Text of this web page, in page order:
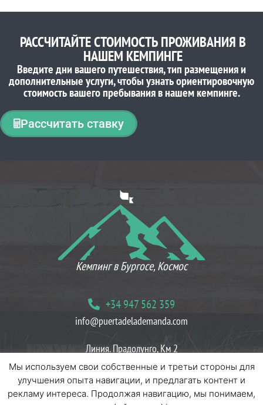
РАССЧИТАЙТЕ СТОИМОСТЬ ПРОЖИВАНИЯ В
НАШЕМ КЕМПИНГЕ
Введите дни вашего путешествия, тип размещения и
дополнительные услуги, чтобы узнать ориентировочную
стоимость вашего пребывания в нашем кемпинге.
Рассчитать ставку
Кемпинг в Бургосе, Космос
+34 947 562 359
info@puertadelademanda.com
Линия. Прадолунго, Км 2
09199 Эррерос Вилласур, Бургос
БлогПолитики печеньяПолитики конфиденциальности
Мы используем свои собственные и третьи стороны для
улучшения опыта навигации, и предлагать контент и
рекламу интереса. Продолжая навигацию, мы понимаем,